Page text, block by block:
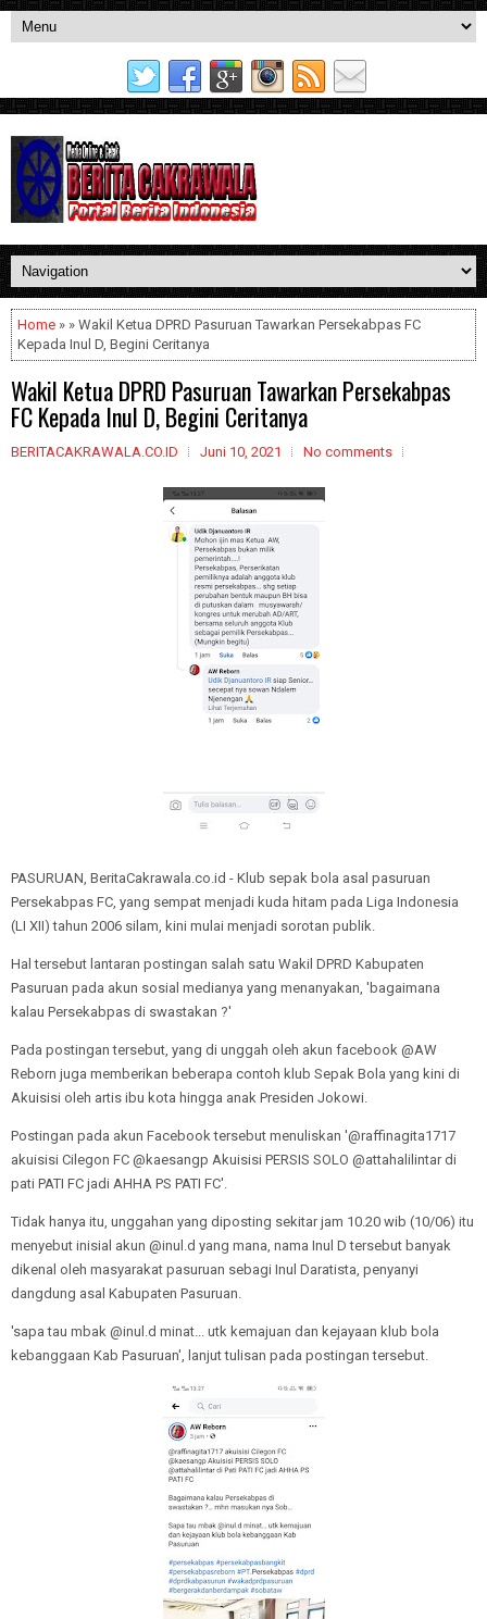
Home » » Wakil Ketua DPRD Pasuruan Tawarkan Persekabpas FC
Kepada Inul D, Begini Ceritanya
Wakil Ketua DPRD Pasuruan Tawarkan Persekabpas
FC Kepada Inul D, Begini Ceritanya
BERITACAKRAWALA.CO.ID Juni 10, 2021 No comments
PASURUAN, BeritaCakrawala.co.id - Klub sepak bola asal pasuruan
Persekabpas FC, yang sempat menjadi kuda hitam pada Liga Indonesia
(LI XII) tahun 2006 silam, kini mulai menjadi sorotan publik.
Hal tersebut lantaran postingan salah satu Wakil DPRD Kabupaten
Pasuruan pada akun sosial medianya yang menanyakan, 'bagaimana
kalau Persekabpas di swastakan ?'
Pada postingan tersebut, yang di unggah oleh akun facebook @AW
Reborn juga memberikan beberapa contoh klub Sepak Bola yang kini di
Akuisisi oleh artis ibu kota hingga anak Presiden Jokowi.
Postingan pada akun Facebook tersebut menuliskan '@raffinagita1717
akuisisi Cilegon FC @kaesangp Akuisisi PERSIS SOLO @attahalilintar di
pati PATI FC jadi AHHA PS PATI FC'.
Tidak hanya itu, unggahan yang diposting sekitar jam 10.20 wib (10/06) itu
menyebut inisial akun @inul.d yang mana, nama Inul D tersebut banyak
dikenal oleh masyarakat pasuruan sebagi Inul Daratista, penyanyi
dangdung asal Kabupaten Pasuruan.
'sapa tau mbak @inul.d minat... utk kemajuan dan kejayaan klub bola
kebanggaan Kab Pasuruan', lanjut tulisan pada postingan tersebut.